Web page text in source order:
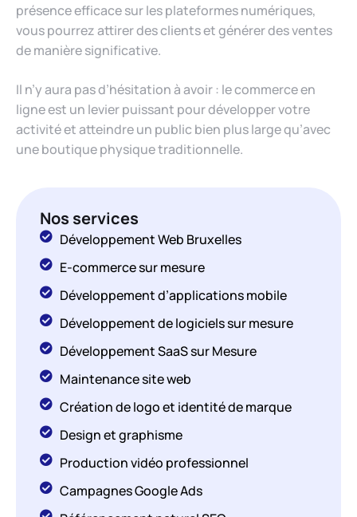
présence efficace sur les plateformes numériques,
vous pourrez attirer des clients et générer des ventes
de manière significative.
Il n’y aura pas d’hésitation à avoir : le commerce en
ligne est un levier puissant pour développer votre
activité et atteindre un public bien plus large qu’avec
une boutique physique traditionnelle.
Nos services
Développement Web Bruxelles
E-commerce sur mesure
Développement d’applications mobile
Développement de logiciels sur mesure
Développement SaaS sur Mesure
Maintenance site web
Création de logo et identité de marque
Design et graphisme
Production vidéo professionnel
Campagnes Google Ads